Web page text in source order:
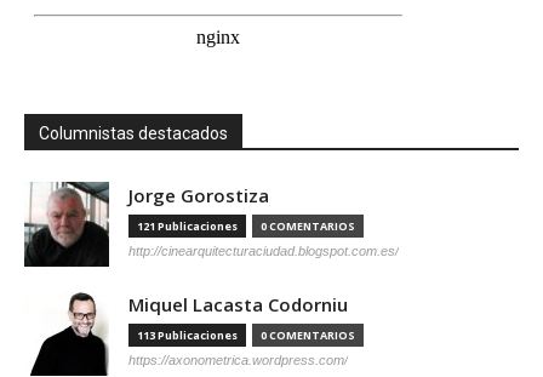
Columnistas destacados
Jorge Gorostiza
121 Publicaciones 0 COMENTARIOS
http://cinearquitecturaciudad.blogspot.com.es/
Miquel Lacasta Codorniu
113 Publicaciones 0 COMENTARIOS
https://axonometrica.wordpress.com/